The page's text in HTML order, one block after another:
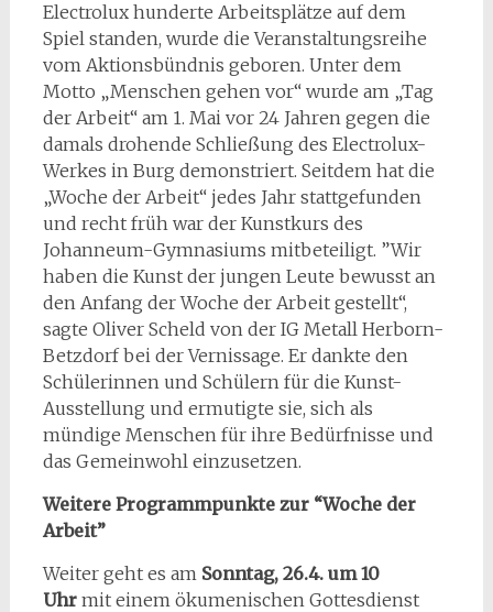
Electrolux hunderte Arbeitsplätze auf dem
Spiel standen, wurde die Veranstaltungsreihe
vom Aktionsbündnis geboren. Unter dem
Motto „Menschen gehen vor“ wurde am „Tag
der Arbeit“ am 1. Mai vor 24 Jahren gegen die
damals drohende Schließung des Electrolux-
Werkes in Burg demonstriert. Seitdem hat die
„Woche der Arbeit“ jedes Jahr stattgefunden
und recht früh war der Kunstkurs des
Johanneum-Gymnasiums mitbeteiligt. ”Wir
haben die Kunst der jungen Leute bewusst an
den Anfang der Woche der Arbeit gestellt“,
sagte Oliver Scheld von der IG Metall Herborn-
Betzdorf bei der Vernissage. Er dankte den
Schülerinnen und Schülern für die Kunst-
Ausstellung und ermutigte sie, sich als
mündige Menschen für ihre Bedürfnisse und
das Gemeinwohl einzusetzen.
Weitere Programmpunkte zur “Woche der
Arbeit”
Weiter geht es am Sonntag, 26.4. um 10
Uhr mit einem ökumenischen Gottesdienst